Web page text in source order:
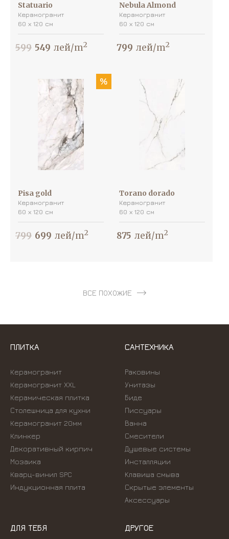
Statuario
Керамогранит
60 х 120 см
599 549 лей/m2
Nebula Almond
Керамогранит
60 х 120 см
799 лей/m2
%
Pisa gold
Керамогранит
60 х 120 см
799 699 лей/m2
Torano dorado
Керамогранит
60 х 120 см
875 лей/m2
ВСЕ ПОХОЖИЕ
ПЛИТКА
Керамогранит
Керамогранит XXL
Керамическая плитка
Столешница для кухни
Керамогранит 20мм
Клинкер
Декоративный кирпич
Мозаика
Кварц-винил SPC
Индукционная плита
САНТЕХНИКА
Раковины
Унитазы
Биде
Писсуары
Ванна
Смесители
Душевые системы
Инсталляции
Kлавиша смыва
Скрытые элементы
Аксессуары
ДЛЯ ТЕБЯ ДРУГОЕ